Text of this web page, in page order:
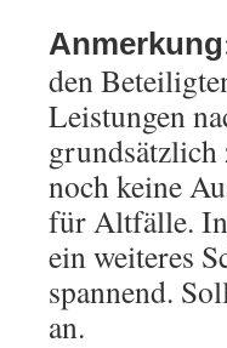
Anmerkung
den
Leistungen
grundsätzlich
noch keine
für Altfälle. In
ein weiteres
spannend.
an.